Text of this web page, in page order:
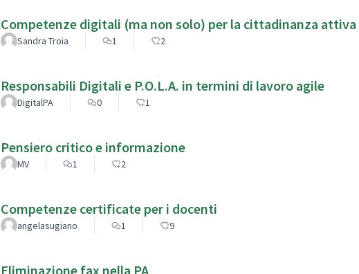
Competenze digitali (ma non solo) per la cittadinanza attiva
Sandra Troia 1 2
Responsabili Digitali e P.O.L.A. in termini di lavoro agile
DigitalPA 0 1
Pensiero critico e informazione
MV 1 2
Competenze certificate per i docenti
angelasugiano 1 9
Eliminazione fax nella PA